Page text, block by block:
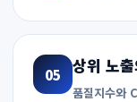
05 상위 노
품질지수와